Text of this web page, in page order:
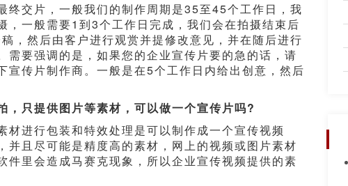
终交片，一般我们的制作周期是35至45个工作日，我
，一般需要1到3个工作日完成，我们会在拍摄结束后
，然后由客户进行观赏并提修改意见，并在随后进行
需要强调的是，如果您的企业宣传片要的急的话，请
宣传片制作商。一般是在5个工作日内给出创意，然后
，只提供图片等素材，可以做一个宣传片吗?
材进行包装和特效处理是可以制作成一个宣传视频
并且尽可能是精度高的素材，网上的视频或图片素材
件里会造成马赛克现象，所以企业宣传视频提供的素